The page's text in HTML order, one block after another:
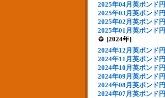
2025年04月英ポンド円
2025年03月英ポンド円
2025年02月英ポンド円
2025年01月英ポンド円
[2024年]
2024年12月英ポンド円
2024年11月英ポンド円
2024年10月英ポンド円
2024年09月英ポンド円
2024年08月英ポンド円
2024年07月英ポンド円